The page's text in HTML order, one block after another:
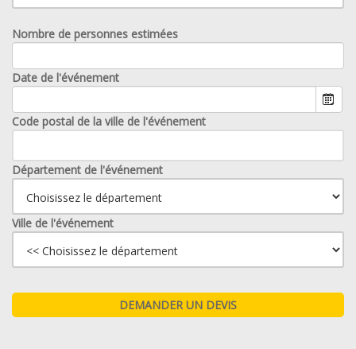
Nombre de personnes estimées
Date de l'événement
Code postal de la ville de l'événement
Département de l'événement
Ville de l'événement